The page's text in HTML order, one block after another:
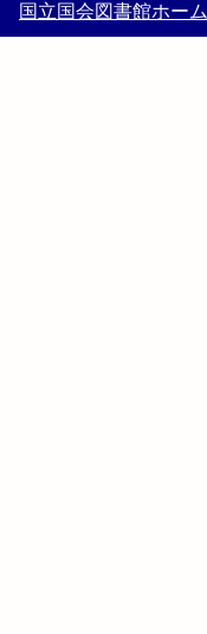
国立国会図書館ホーム